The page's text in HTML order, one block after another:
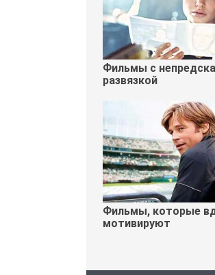
Фильмы с
развязкой
Фильмы, которые
мотивируют